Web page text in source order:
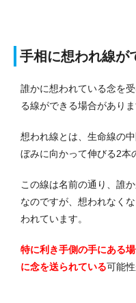
手相に想われ線が
誰かに想われている念を
る線ができる場合がありま
想われ線とは、生命線の
ぼみに向かって伸びる2本
この線は名前の通り、誰
なのですが、想われなく
われています。
特に利き手側の手にある
に念を送られている可能